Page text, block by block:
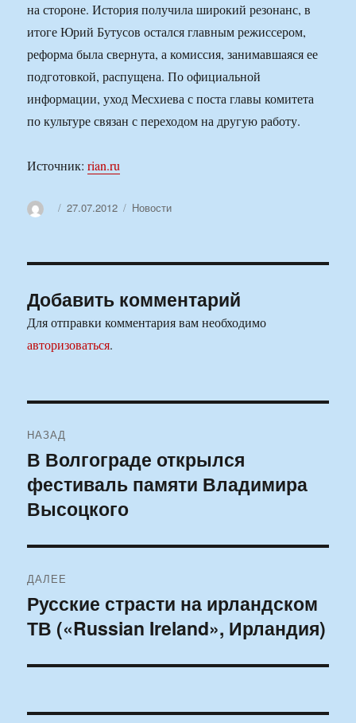
на стороне. История получила широкий резонанс, в
итоге Юрий Бутусов остался главным режиссером,
реформа была свернута, а комиссия, занимавшаяся ее
подготовкой, распущена. По официальной
информации, уход Месхиева с поста главы комитета
по культуре связан с переходом на другую работу.
Источник:rian.ru
АвторОпубликовано
27.07.2012 Рубрики
Новости
Добавить комментарий
Для отправки комментария вам необходимо
авторизоваться.
по
записям
НАЗАД
Предыдущая
запись:
В Волгограде открылся
фестиваль памяти Владимира
Высоцкого
ДАЛЕЕ
Следующая
запись:
Русские страсти на ирландском
ТВ («Russian Ireland», Ирландия)